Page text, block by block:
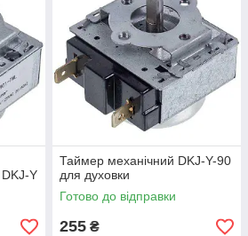
Y
Таймер механічний DKJ-Y-90
для духовки
Готово до відправки
255 ₴